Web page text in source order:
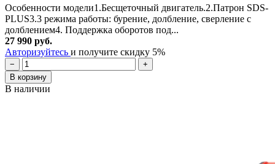
Особенности модели1.Бесщеточный двигатель.2.Патрон SDS-
PLUS3.3 режима работы: бурение, долбление, сверление с
долблением4. Поддержка оборотов под...
27 990 руб.
Авторизуйтесь и получите скидку 5%
−
+
В корзину
В наличии